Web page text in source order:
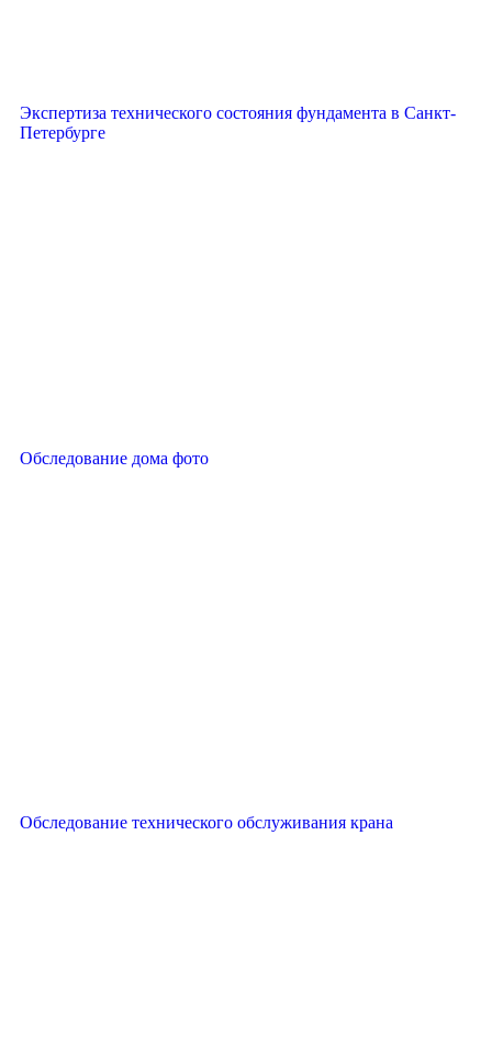
Экспертиза технического состояния фундамента в Санкт-
Петербурге
Обследование дома фото
Обследование технического обслуживания крана